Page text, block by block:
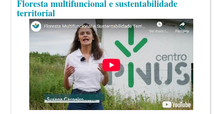
Floresta multifuncional e sustentabilidade
territorial